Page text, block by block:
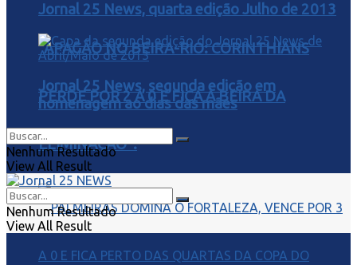
“APAGÃO NO BEIRA-RIO: CORINTHIANS
PERDE POR 2 A 0 E FICA À BEIRA DA
ELIMINAÇÃO”.
Jornal 25 News, quarta edição Julho de 2013
Jornal 25 News, segunda edição em
homenagem ao dias das mães
Nenhum Resultado
View All Result
Nenhum Resultado
View All Result